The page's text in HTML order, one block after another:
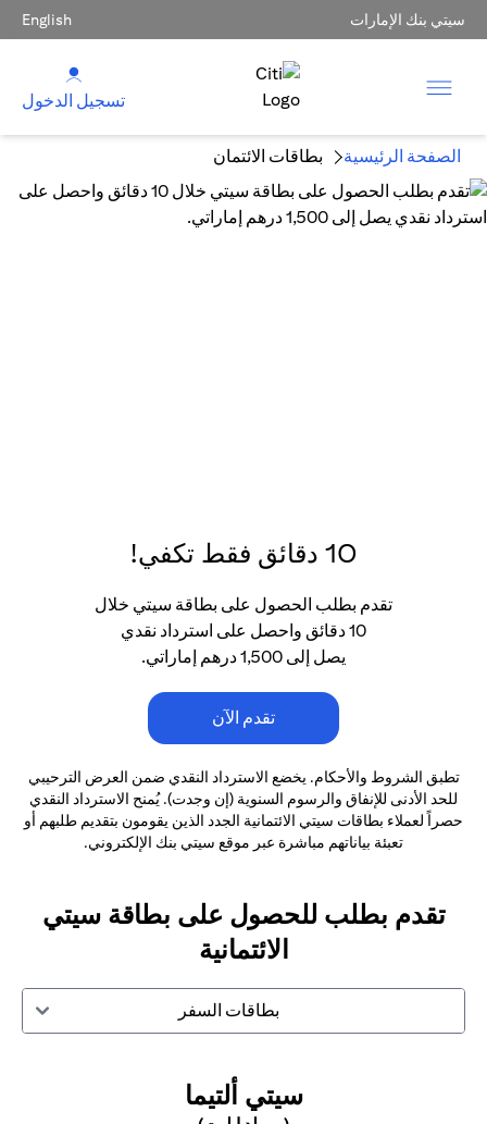
سيتي بنك الإمارات English
تسجيل الدخول
الصفحة الرئيسية بطاقات الائتمان
10 دقائق فقط تكفي!
تقدم بطلب الحصول على بطاقة سيتي خلال
10 دقائق واحصل على استرداد نقدي
يصل إلى 1,500 درهم إماراتي.
تقدم الآن
تطبق الشروط والأحكام. يخضع الاسترداد النقدي ضمن العرض الترحيبي
للحد الأدنى للإنفاق والرسوم السنوية (إن وجدت). يُمنح الاسترداد النقدي
حصراً لعملاء بطاقات سيتي الائتمانية الجدد الذين يقومون بتقديم طلبهم أو
تعبئة بياناتهم مباشرة عبر موقع سيتي بنك الإلكتروني.
تقدم بطلب للحصول على بطاقة سيتي
الائتمانية
بطاقات السفر
سيتي ألتيما